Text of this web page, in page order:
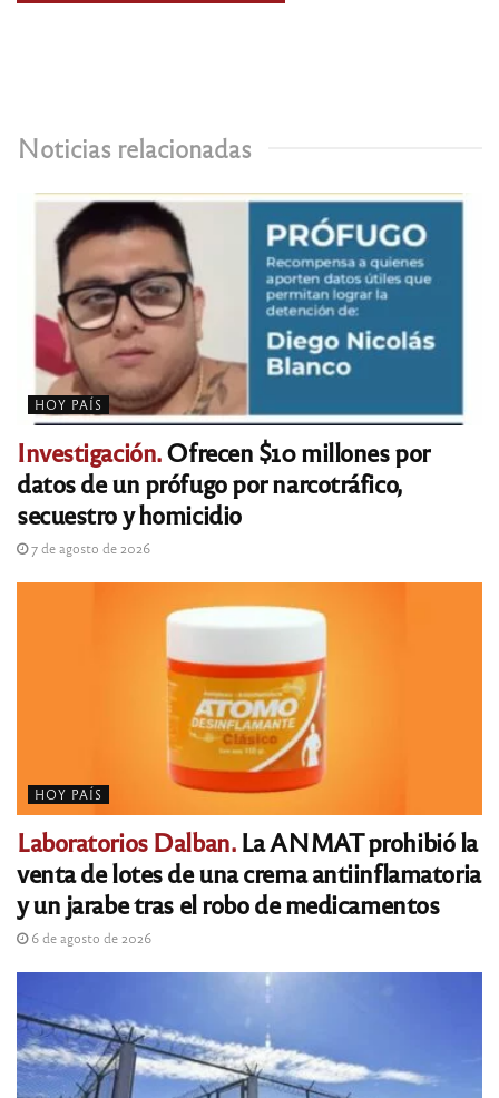
Noticias relacionadas
HOY PAÍS
Investigación.Ofrecen $10 millones por
datos de un prófugo por narcotráfico,
secuestro y homicidio
7 de agosto de 2026
HOY PAÍS
Laboratorios Dalban.La ANMAT prohibió la
venta de lotes de una crema antiinflamatoria
y un jarabe tras el robo de medicamentos
6 de agosto de 2026